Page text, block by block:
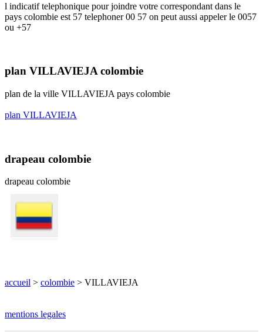
l indicatif telephonique pour joindre votre correspondant dans le
pays colombie est 57 telephoner 00 57 on peut aussi appeler le 0057
ou +57
plan VILLAVIEJA colombie
plan de la ville VILLAVIEJA pays colombie
plan VILLAVIEJA
drapeau colombie
drapeau colombie
accueil > colombie > VILLAVIEJA
mentions legales